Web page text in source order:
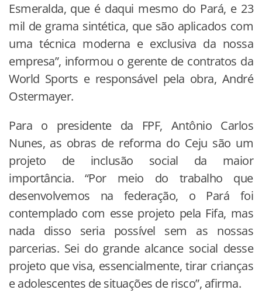
Esmeralda, que é daqui mesmo do Pará, e 23
mil de grama sintética, que são aplicados com
uma técnica moderna e exclusiva da nossa
empresa”, informou o gerente de contratos da
World Sports e responsável pela obra, André
Ostermayer.
Para o presidente da FPF, Antônio Carlos
Nunes, as obras de reforma do Ceju são um
projeto de inclusão social da maior
importância. “Por meio do trabalho que
desenvolvemos na federação, o Pará foi
contemplado com esse projeto pela Fifa, mas
nada disso seria possível sem as nossas
parcerias. Sei do grande alcance social desse
projeto que visa, essencialmente, tirar crianças
e adolescentes de situações de risco”, afirma.